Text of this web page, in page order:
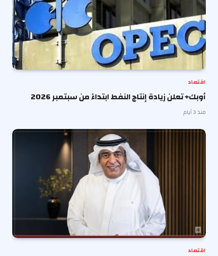
اقتصاد
أوبك+ تعلن زيادة إنتاج النفط ابتداءً من سبتمبر 2026
منذ 3 أيام
اقتصاد